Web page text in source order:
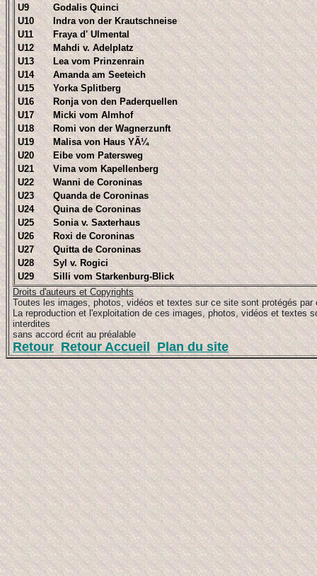
U9
Godalis Quinci
U10
Indra von der Krautschneise
U11
Fraya d' Ulmental
U12
Mahdi v. Adelplatz
U13
Lea vom Prinzenrain
U14
Amanda am Seeteich
U15
Yorka Splitberg
U16
Ronja von den Paderquellen
U17
Micki vom Almhof
U18
Romi von der Wagnerzunft
U19
Malisa von Haus YÃ¼
U20
Eibe vom Patersweg
U21
Vima vom Kapellenberg
U22
Wanni de Coroninas
U23
Quanda de Coroninas
U24
Quina de Coroninas
U25
Sonia v. Saxterhaus
U26
Roxi de Coroninas
U27
Quitta de Coroninas
U28
Syl v. Rogici
U29
Silli vom Starkenburg-Blick
Droits d'auteurs et Copyrights
Toutes les images, photos, vidéos et textes sur ce site sont protégés par
La reproduction et l'exploitation de ces images, photos, vidéos et textes
interdites
sans accord écrit au préalable
Retour Retour Accueil Plan du site